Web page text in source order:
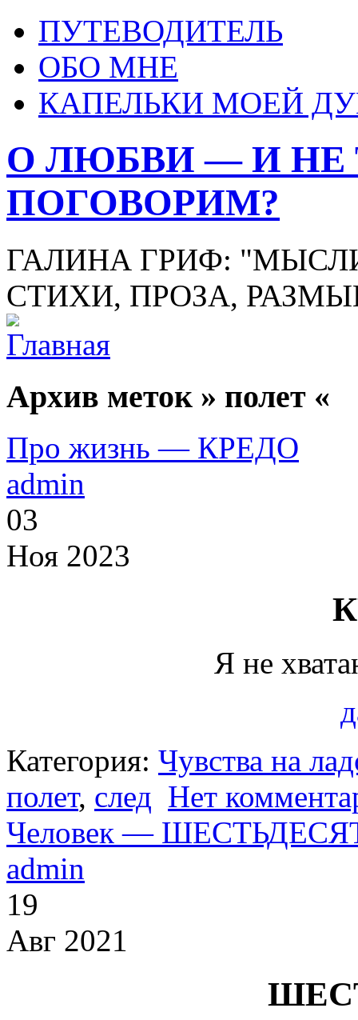
ПУТЕВОДИТЕЛЬ
ОБО МНЕ
КАПЕЛЬКИ МОЕЙ
О ЛЮБВИ — И НЕ
ПОГОВОРИМ?
ГАЛИНА ГРИФ:
СТИХИ, ПРОЗА,
Архив меток » полет «
Про жизнь — КРЕДО
admin
03
Ноя 2023
Я не
Категория: Чувства на
полет, след Нет
Человек —
admin
19
Авг 2021